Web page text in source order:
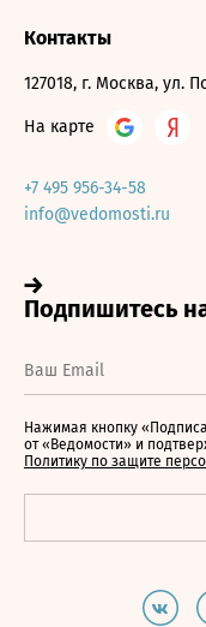
Контакты
127018, г. Москва, ул.
На карте
+7 495 956-34-58
info@vedomosti.ru
Нажимая кнопку
от «Ведомости» и
Политику по защите